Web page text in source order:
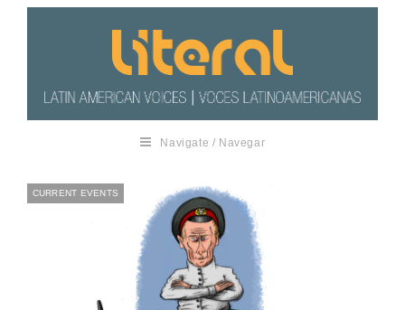
Navigate / Navegar
CURRENT EVENTS